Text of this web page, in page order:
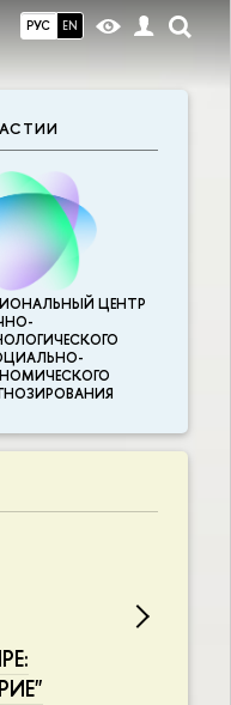
РУС EN
ЦЕНТР